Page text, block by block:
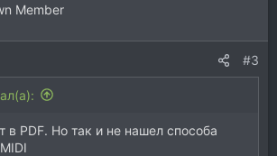
Member
#3
в PDF. Но так и не нашел способа